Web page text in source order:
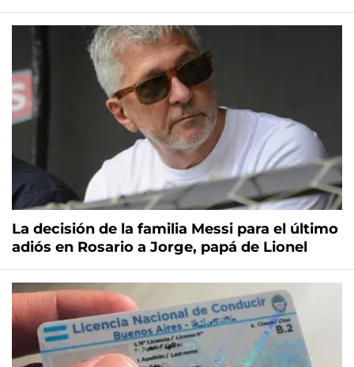
La decisión de la familia Messi para el último
adiós en Rosario a Jorge, papá de Lionel